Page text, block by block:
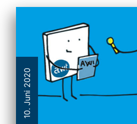
10. Juni 2020